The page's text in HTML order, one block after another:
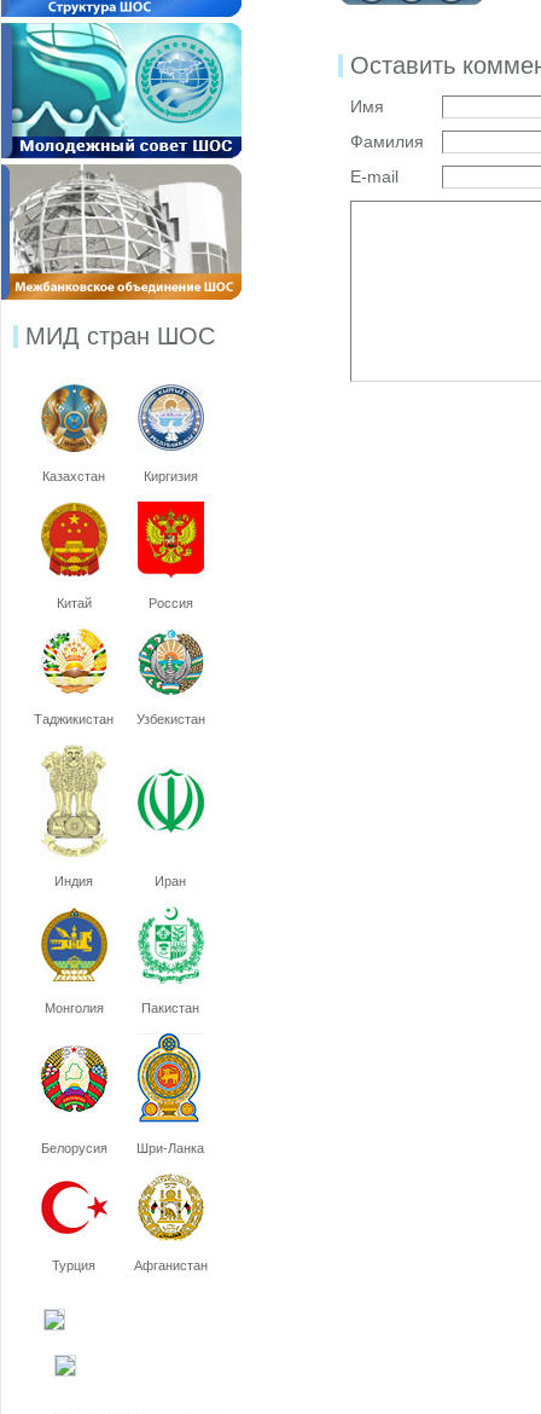
МИД стран ШОС
Казахстан Киргизия
Китай Россия
Таджикистан Узбекистан
Индия Иран
Монголия Пакистан
Белорусия Шри-Ланка
Турция Афганистан
Оставить
Имя
Фамилия
E-mail